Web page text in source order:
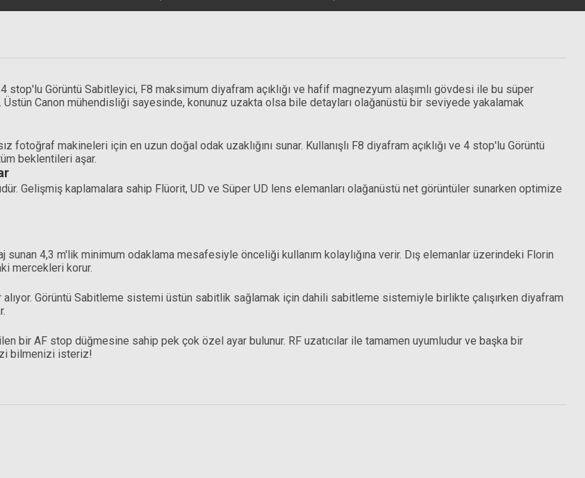
Görüntü Sabitleyici, F8 maksimum diyafram açıklığı ve hafif magnezyum alaşımlı gövdesi ile bu süper
Canon mühendisliği sayesinde, konunuz uzakta olsa bile detayları olağanüstü bir seviyede yakalamak
makineleri için en uzun doğal odak uzaklığını sunar. Kullanışlı F8 diyafram açıklığı ve 4 stop'lu Görüntü
beklentileri aşar.
Gelişmiş kaplamalara sahip Flüorit, UD ve Süper UD lens elemanları olağanüstü net görüntüler sunarken optimize
4,3 m'lik minimum odaklama mesafesiyle önceliği kullanım kolaylığına verir. Dış elemanlar üzerindeki Florin
mercekleri korur.
Görüntü Sabitleme sistemi üstün sabitlik sağlamak için dahili sabitleme sistemiyle birlikte çalışırken diyafram
bir AF stop düğmesine sahip pek çok özel ayar bulunur. RF uzatıcılar ile tamamen uyumludur ve başka bir
bilmenizi isteriz!